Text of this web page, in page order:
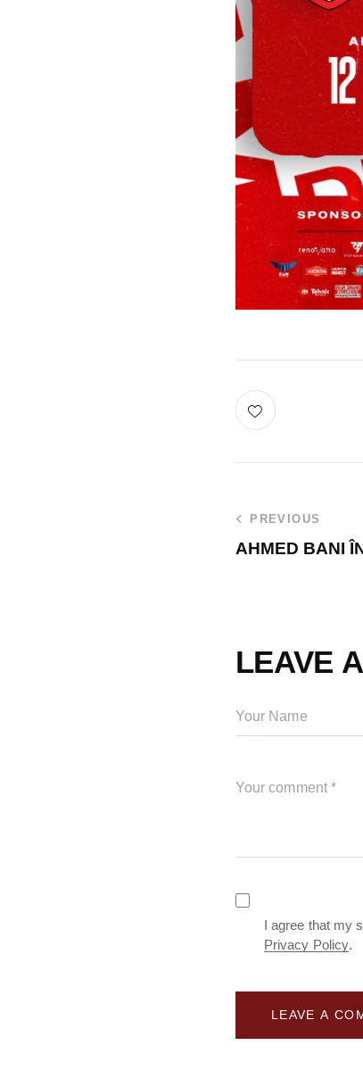
PREVIOUS
AHMED BANI
LEAVE
I agree that my
Privacy Policy.